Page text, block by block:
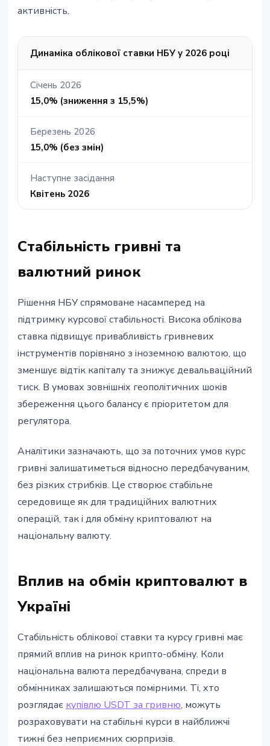
активність.
Динаміка облікової ставки НБУ у 2026 році
Січень 2026
15,0% (зниження з 15,5%)
Березень 2026
15,0% (без змін)
Наступне засідання
Квітень 2026
Стабільність гривні та
валютний ринок
Рішення НБУ спрямоване насамперед на
підтримку курсової стабільності. Висока облікова
ставка підвищує привабливість гривневих
інструментів порівняно з іноземною валютою, що
зменшує відтік капіталу та знижує девальваційний
тиск. В умовах зовнішніх геополітичних шоків
збереження цього балансу є пріоритетом для
регулятора.
Аналітики зазначають, що за поточних умов курс
гривні залишатиметься відносно передбачуваним,
без різких стрибків. Це створює стабільне
середовище як для традиційних валютних
операцій, так і для обміну криптовалют на
національну валюту.
Вплив на обмін криптовалют в
Україні
Стабільність облікової ставки та курсу гривні має
прямий вплив на ринок крипто-обміну. Коли
національна валюта передбачувана, спреди в
обмінниках залишаються помірними. Ті, хто
розглядаєкупівлю USDT за гривню, можуть
розраховувати на стабільні курси в найближчі
тижні без неприємних сюрпризів.